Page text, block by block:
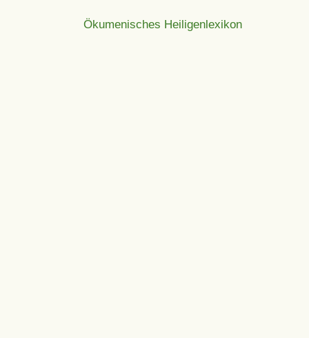
Ökumenisches Heiligenlexikon